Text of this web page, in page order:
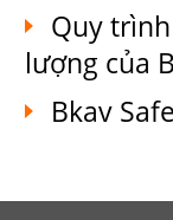
Quy
lượng của
Bkav